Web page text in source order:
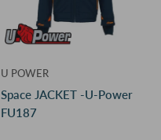
U POWER
Space JACKET -U-Power
FU187